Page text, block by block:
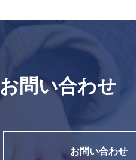
お問い合わせ
お問い合わせ